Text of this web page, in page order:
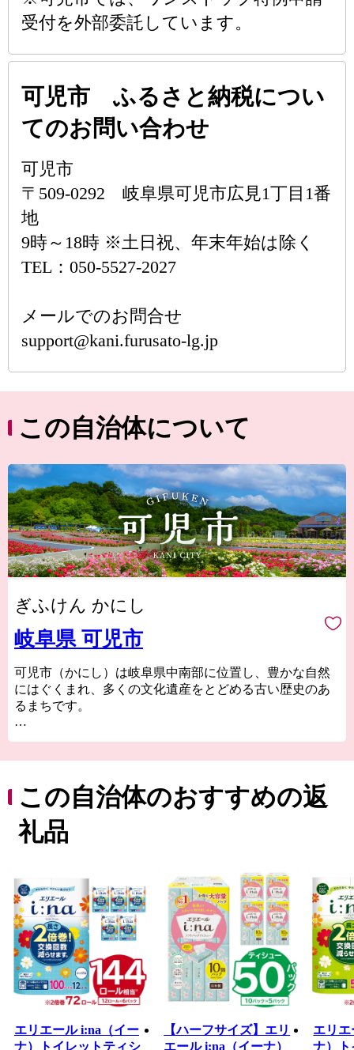
受付を外部委託しています。
可児市 ふるさと納税につい
てのお問い合わせ
可児市
〒509-0292 岐阜県可児市広見1丁目1番
地
9時～18時 ※土日祝、年末年始は除く
TEL：050-5527-2027
メールでのお問合せ
support@kani.furusato-lg.jp
この自治体について
ぎふけん かにし
岐阜県 可児市
可児市（かにし）は岐阜県中南部に位置し、豊かな自然
にはぐくまれ、多くの文化遺産をとどめる古い歴史のあ
るまちです。
毯を敷き詰めたかのような光景に多くの方が毎年訪れて
います。
国指定史跡長塚古墳、銅たく発掘の地など多くの遺跡が
分布し、戦国時代には明智光秀出生地の明智（長山）城
また、安土桃山時代から江戸時代のはじめの窯跡がいく
つもあり、志野などの焼き物がつくられました。中でも
国宝の志野茶わん「卯花墻」がつくられ、人間国宝・荒
川豊蔵が作陶を行った久々利大萱は“美濃桃山陶の聖
地”と呼ばれています。
素晴らしい自然、歴史、文化を次の世代に引き継ぎ、
「若い世代が住みたいと感じる魅力あるまち」「住みご
こち一番・可児」を目指しています！
この自治体のおすすめの返
礼品
エリエール i:na（イー
ナ）トイレットティシ
【ハーフサイズ】エリ
エール i:na（イーナ）
エリ
ナ）ト